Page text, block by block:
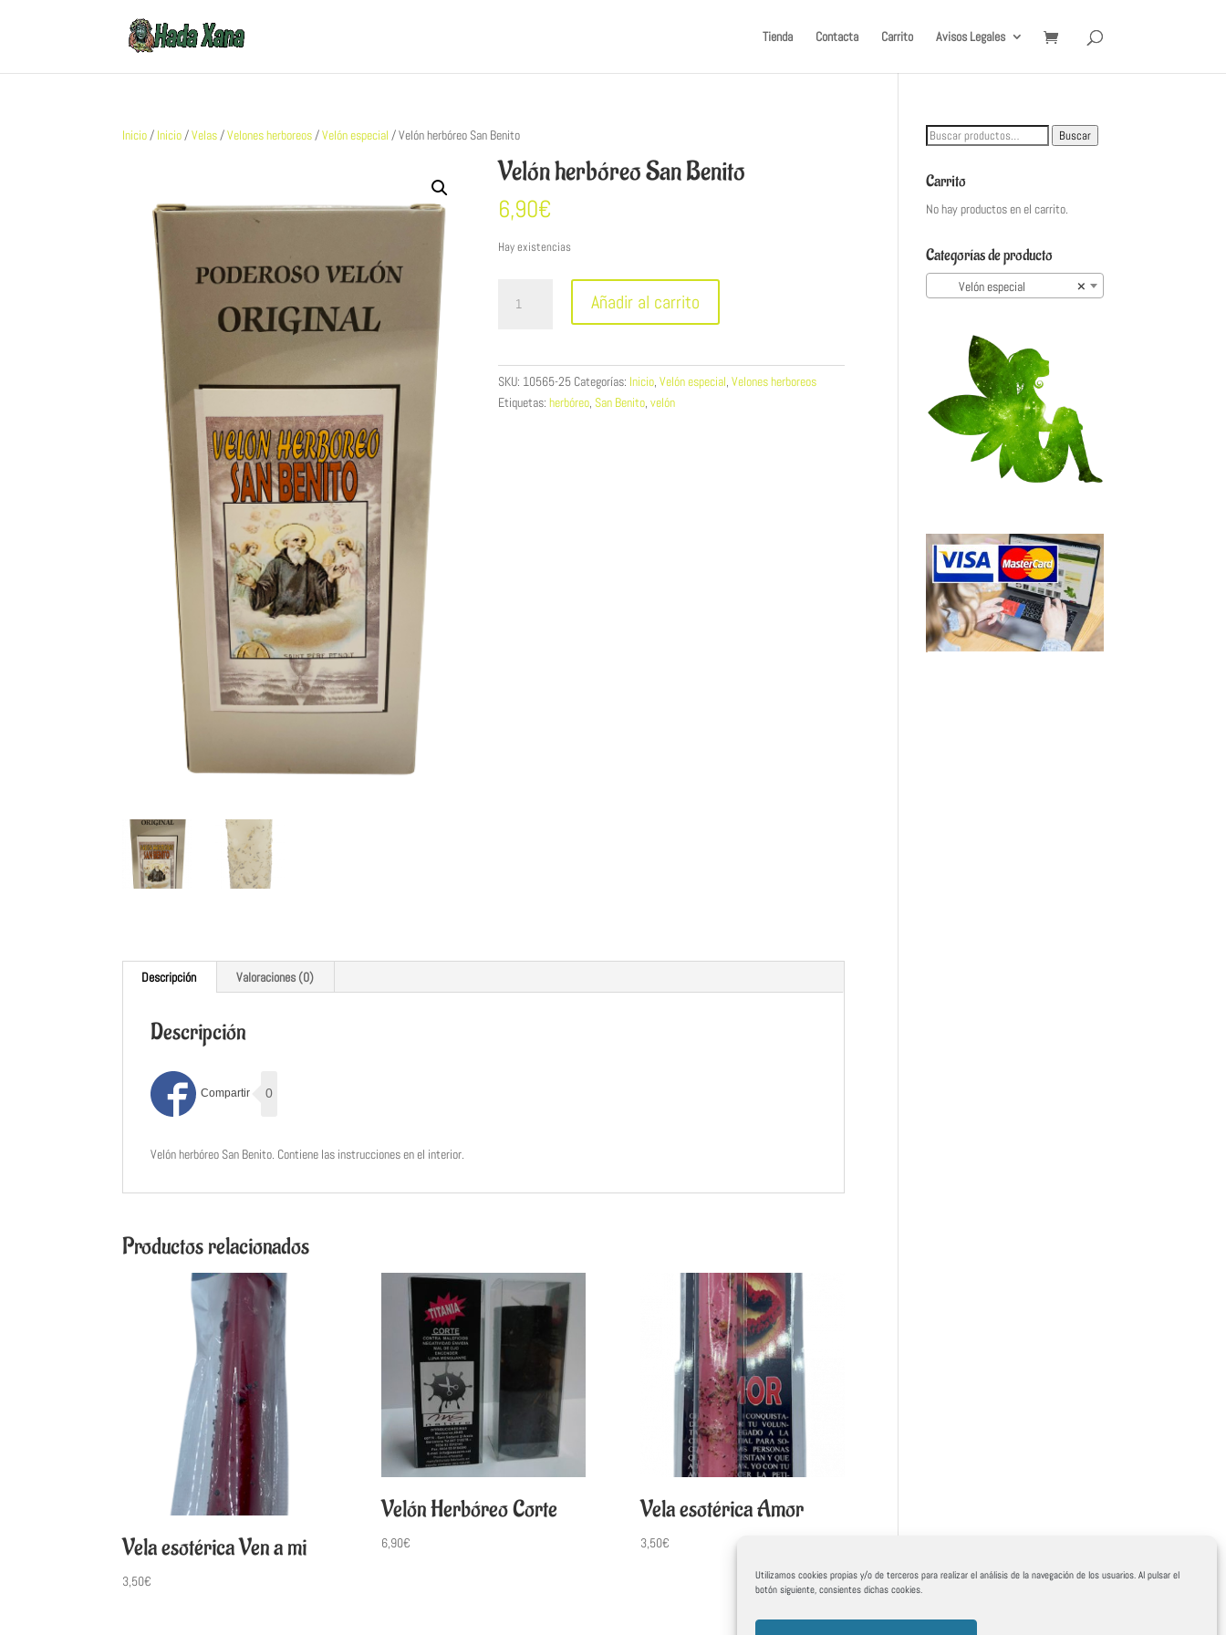
Utilizamos cookies propias y/o de terceros para realizar el análisis de la navegación de los usuarios. Al pulsar el
botón siguiente, consientes dichas cookies.
Tienda Contacta Carrito Avisos Legales
Inicio/ Inicio/Velas/Velones herboreos/Velón especial / Velón herbóreo San Benito
Velón herbóreo San Benito
6,90€
Hay existencias
herbóreo
Añadir al carrito
SKU: 10565-25 Categorías: Inicio,Velón especial,Velones herboreos
Etiquetas:herbóreo, San Benito,velón
Descripción Valoraciones (0)
Descripción
0
Velón herbóreo San Benito. Contiene las instrucciones en el interior.
Productos relacionados
Vela esotérica Ven a mi
3,50€
Velón Herbóreo Corte
6,90€
Vela esotérica Amor
3,50€
Buscar
Buscar
Carrito
No hay productos en el carrito.
Categorías de producto
×
Velón especial